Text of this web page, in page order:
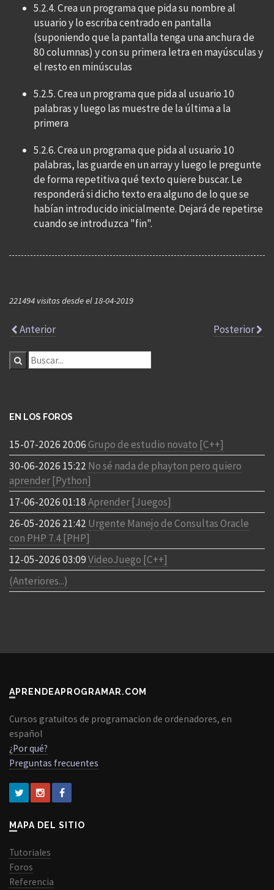
5.2.4. Crea un programa que pida su nombre al
usuario y lo escriba centrado en pantalla
(suponiendo que la pantalla tenga una anchura de
80 columnas) y con su primera letra en mayúsculas y
el resto en minúsculas
5.2.5. Crea un programa que pida al usuario 10
palabras y luego las muestre de la última a la
primera
5.2.6. Crea un programa que pida al usuario 10
palabras, las guarde en un array y luego le pregunte
de forma repetitiva qué texto quiere buscar. Le
responderá si dicho texto era alguno de lo que se
habían introducido inicialmente. Dejará de repetirse
cuando se introduzca "fin".
221494 visitas desde el 18-04-2019
Anterior Posterior
EN LOS FOROS
15-07-2026 20:06Grupo de estudio novato [C++]
30-06-2026 15:22 No sé nada de phayton pero quiero
aprender [Python]
17-06-2026 01:18Aprender [Juegos]
26-05-2026 21:42 Urgente Manejo de Consultas Oracle
con PHP 7.4 [PHP]
12-05-2026 03:09VideoJuego [C++]
(Anteriores...)
APRENDEAPROGRAMAR.COM
Cursos gratuitos de programacion de ordenadores, en
español
¿Por qué?
Preguntas frecuentes
MAPA DEL SITIO
Tutoriales
Foros
Referencia